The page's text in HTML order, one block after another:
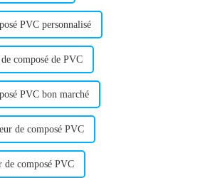
PVC personnalisé
composé de PVC
PVC bon marché
de composé PVC
composé PVC